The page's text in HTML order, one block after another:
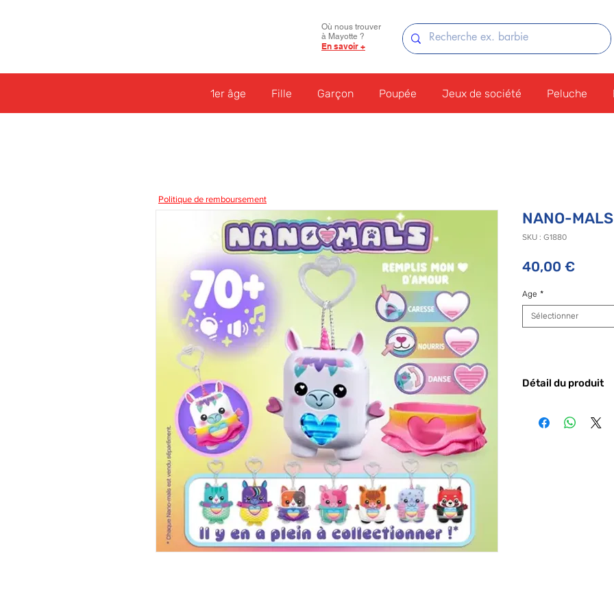
Où nous trouver
à Mayotte ?
En savoir +
1er âge Fille Garçon Poupée Jeux de société Peluche
NANO-
SKU : G1880
40,00 €Prix
Age *
Sélectionner
Détail du produit
de plusieurs
Politique de remboursement